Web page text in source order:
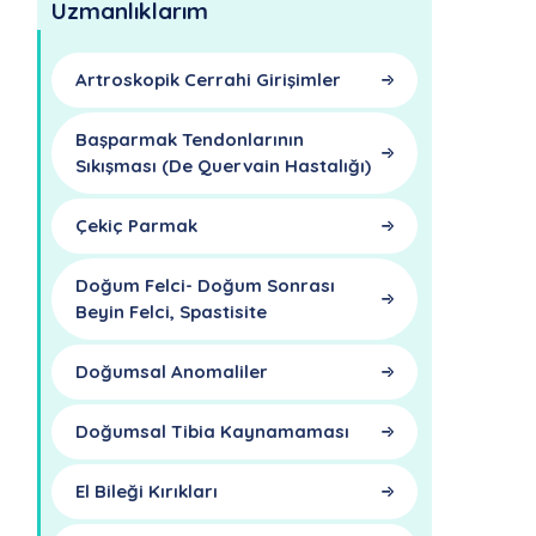
Uzmanlıklarım
Artroskopik Cerrahi Girişimler
Başparmak Tendonlarının
Sıkışması (De Quervain Hastalığı)
Çekiç Parmak
Doğum Felci- Doğum Sonrası
Beyin Felci, Spastisite
Doğumsal Anomaliler
Doğumsal Tibia Kaynamaması
El Bileği Kırıkları